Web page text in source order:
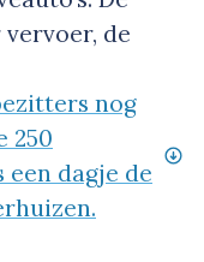
de
nog
250
een dagje de